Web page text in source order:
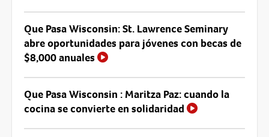
Que Pasa Wisconsin: St. Lawrence Seminary
abre oportunidades para jóvenes con becas de
$8,000 anuales
Que Pasa Wisconsin : Maritza Paz: cuando la
cocina se convierte en solidaridad